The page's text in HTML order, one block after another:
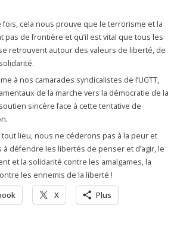
fois, cela nous prouve que le terrorisme et la
pas de frontière et qu’il est vital que tous les
retrouvent autour des valeurs de liberté, de
à nos camarades syndicalistes de l’UGTT,
de la marche vers la démocratie de la
sincère face à cette tentative de
lieu, nous ne céderons pas à la peur et
défendre les libertés de penser et d’agir, le
et la solidarité contre les amalgames, la
les ennemis de la liberté !
X Plus